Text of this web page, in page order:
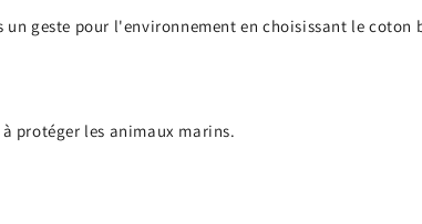
un geste pour l'environnement en choisissant le coton
à protéger les animaux marins.